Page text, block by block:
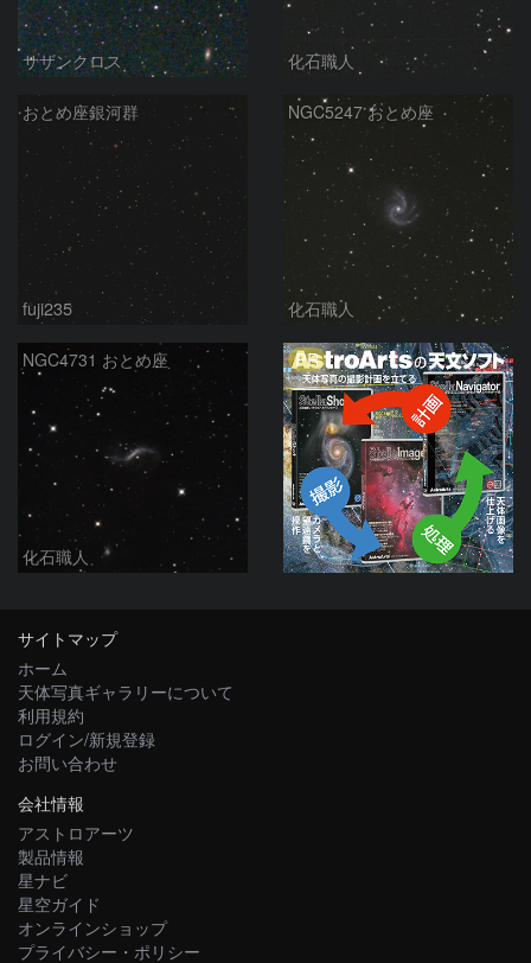
サザンクロス 化石職人
おとめ座銀河群
fuji235
NGC5247 おとめ座
化石職人
NGC4731 おとめ座
化石職人
PR
サイトマップ
ホーム
天体写真ギャラリーについて
利用規約
ログイン/新規登録
お問い合わせ
会社情報
アストロアーツ
製品情報
星ナビ
星空ガイド
オンラインショップ
プライバシー・ポリシー